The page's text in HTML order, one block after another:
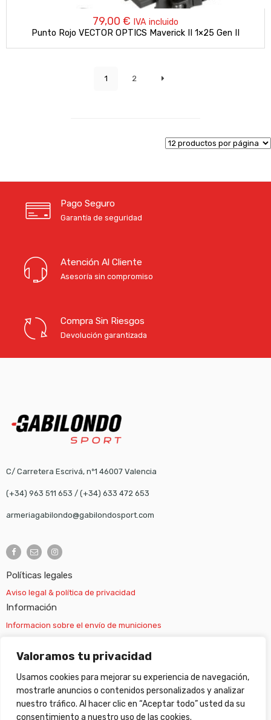
Valoramos tu privacidad
Usamos cookies para mejorar su experiencia de navegación,
mostrarle anuncios o contenidos personalizados y analizar
nuestro tráfico. Al hacer clic en “Aceptar todo” usted da su
consentimiento a nuestro uso de las cookies.
79,00 € IVA incluido
Punto Rojo VECTOR OPTICS Maverick II 1×25 Gen II
1 2
Pago Seguro
Garantía de seguridad
Atención Al Cliente
Asesoría sin compromiso
Compra Sin Riesgos
Devolución garantizada
C/ Carretera Escrivá, nº1 46007 Valencia
(+34) 963 511 653 / (+34) 633 472 653
armeriagabilondo@gabilondosport.com
Políticas legales
Aviso legal & política de privacidad
Información
Informacion sobre el envío de municiones
Información sobre el envío de armas
Cambios y devoluciones
Suscripción newsletter